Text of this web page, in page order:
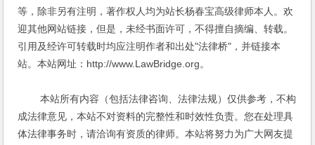
等，除非另有注明，著作权人均为站长杨春宝高级律师本人。欢
迎其他网站链接，但是，未经书面许可，不得擅自摘编、转载。
引用及经许可转载时均应注明作者和出处"法律桥"，并链接本
站。本站网址：http://www.LawBridge.org。
本站所有内容（包括法律咨询、法律法规）仅供参考，不构
成法律意见，本站不对资料的完整性和时效性负责。您在处理具
体法律事务时，请洽询有资质的律师。本站将努力为广大网友提